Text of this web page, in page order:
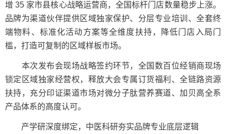
增 35 家市县核心战略运营商，全国标杆门店数量稳步上涨。
品牌为渠道伙伴提供区域独家保护、分层专业培训、全套终
端物料、标准化活动方案等全维度扶持，降低门店入局门
槛，打造可复制的区域样板市场。
本次发布会现场战略签约环节，全国数百位经销商现场
锁定区域独家经营权，释放大会专属订货福利、全链路资源
扶持，充分印证渠道市场对微分子肽营养赛道、加贝高全系
产品体系的高度认可。
产学研深度绑定，中医科研夯实品牌专业底层逻辑